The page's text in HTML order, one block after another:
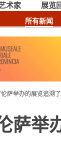
所有新闻
术家 展览
萨举办的展览追溯
萨举